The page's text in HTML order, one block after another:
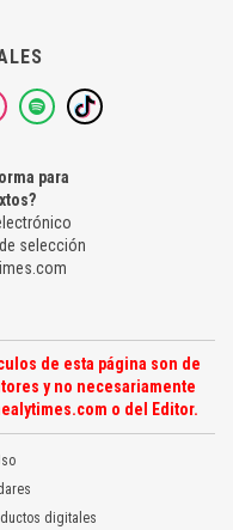
para
selección
de esta página son de
y no necesariamente
o del Editor.
digitales